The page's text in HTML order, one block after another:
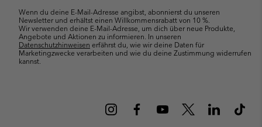
Wenn du deine E-Mail-Adresse angibst, abonnierst du unseren
Newsletter und erhältst einen Willkommensrabatt von 10 %.
Wir verwenden deine E-Mail-Adresse, um dich über neue Produkte,
Angebote und Aktionen zu informieren. In unseren
Datenschutzhinweisen erfährst du, wie wir deine Daten für
Marketingzwecke verarbeiten und wie du deine Zustimmung widerrufen
kannst.